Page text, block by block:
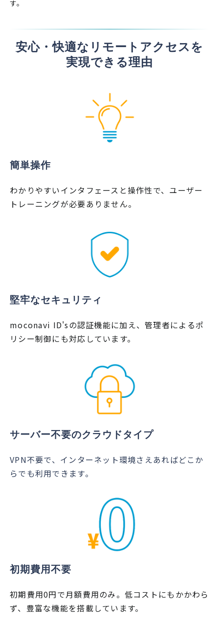
す。
安心・快適なリモートアクセスを
実現できる理由
サーバー不要のクラウドタイプ
VPN不要で、インターネット環境さえあればどこか
らでも利用できます。
堅牢なセキュリティ
moconavi ID'sの認証機能に加え、管理者によるポ
リシー制御にも対応しています。
簡単操作
わかりやすいインタフェースと操作性で、ユーザー
トレーニングが必要ありません。
初期費用不要
初期費用0円で月額費用のみ。低コストにもかかわら
ず、豊富な機能を搭載しています。